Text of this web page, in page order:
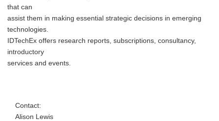
that can
assist them in making essential strategic decisions in emerging
technologies.
IDTechEx offers research reports, subscriptions, consultancy,
introductory
services and events.
Contact:
Alison Lewis